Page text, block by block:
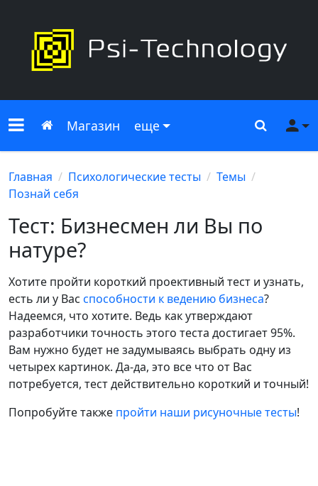
Меню сайта
Главная
Магазин еще Поиск
Главная Психологические тесты
Темы
Познай себя
Тест: Бизнесмен ли Вы по
натуре?
Хотите пройти короткий проективный тест и узнать,
есть ли у Вас способности к ведению бизнеса?
Надеемся, что хотите. Ведь как утверждают
разработчики точность этого теста достигает 95%.
Вам нужно будет не задумываясь выбрать одну из
четырех картинок. Да-да, это все что от Вас
потребуется, тест действительно короткий и точный!
Попробуйте также пройти наши рисуночные тесты!